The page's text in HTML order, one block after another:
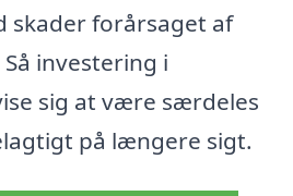
skader forårsaget af
investering i
sig at være særdeles
på længere sigt.